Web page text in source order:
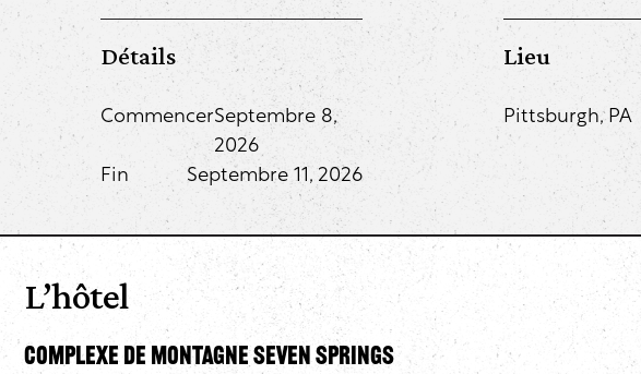
Détails
CommencerSeptembre 8,
2026
Fin
Septembre 11, 2026
Lieu
Pittsburgh, PA
L’hôtel
Complexe de montagne Seven Springs